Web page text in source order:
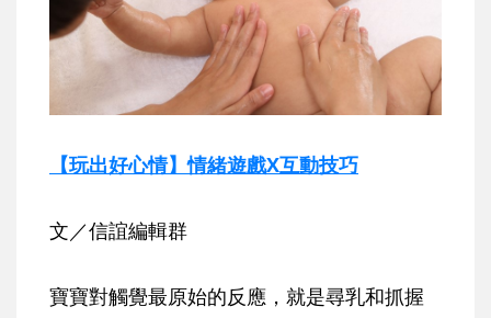
【玩出好心情】情緒遊戲X互動技巧
文／信誼編輯群
寶寶對觸覺最原始的反應，就是尋乳和抓握